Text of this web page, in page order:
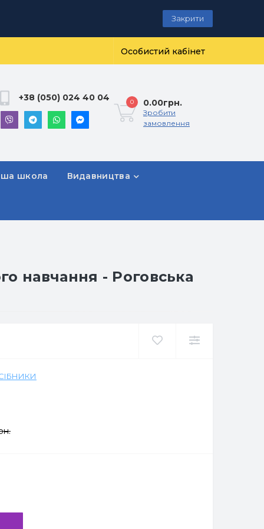
Закрити
Особистий кабінет
+38 (050) 024 40 04 0 0.00грн.
Зробити
замовлення
школа Видавництва
навчання - Роговська